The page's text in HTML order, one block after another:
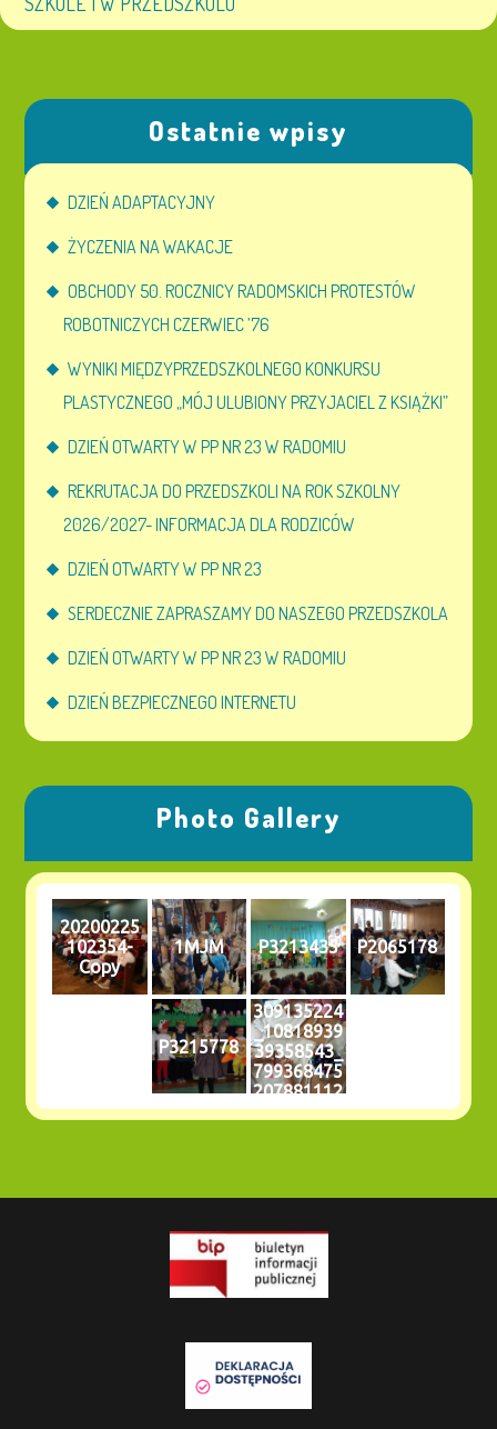
Ostatnie wpisy
DZIEŃ ADAPTACYJNY
ŻYCZENIA NA WAKACJE
OBCHODY 50. ROCZNICY RADOMSKICH PROTESTÓW
ROBOTNICZYCH CZERWIEC ’76
WYNIKI MIĘDZYPRZEDSZKOLNEGO KONKURSU
PLASTYCZNEGO „MÓJ ULUBIONY PRZYJACIEL Z KSIĄŻKI”
DZIEŃ OTWARTY W PP NR 23 W RADOMIU
REKRUTACJA DO PRZEDSZKOLI NA ROK SZKOLNY
2026/2027- INFORMACJA DLA RODZICÓW
DZIEŃ OTWARTY W PP NR 23
SERDECZNIE ZAPRASZAMY DO NASZEGO PRZEDSZKOLA
DZIEŃ OTWARTY W PP NR 23 W RADOMIU
DZIEŃ BEZPIECZNEGO INTERNETU
Photo Gallery
20200225
102354-
Copy
1MJM P3213435 P2065178
P3215778
309135224
_10818939
39358543_
799368475
207881112
0_n